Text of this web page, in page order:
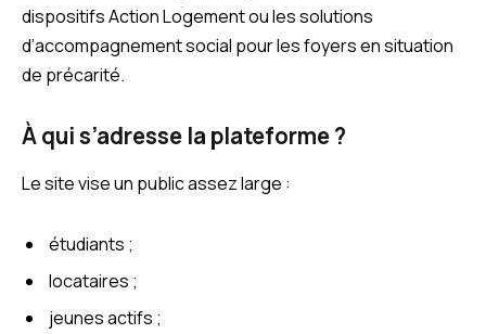
dispositifs Action Logement ou les solutions
d’accompagnement social pour les foyers en situation
de précarité.
À qui s’adresse la plateforme ?
Le site vise un public assez large :
étudiants ;
locataires ;
jeunes actifs ;